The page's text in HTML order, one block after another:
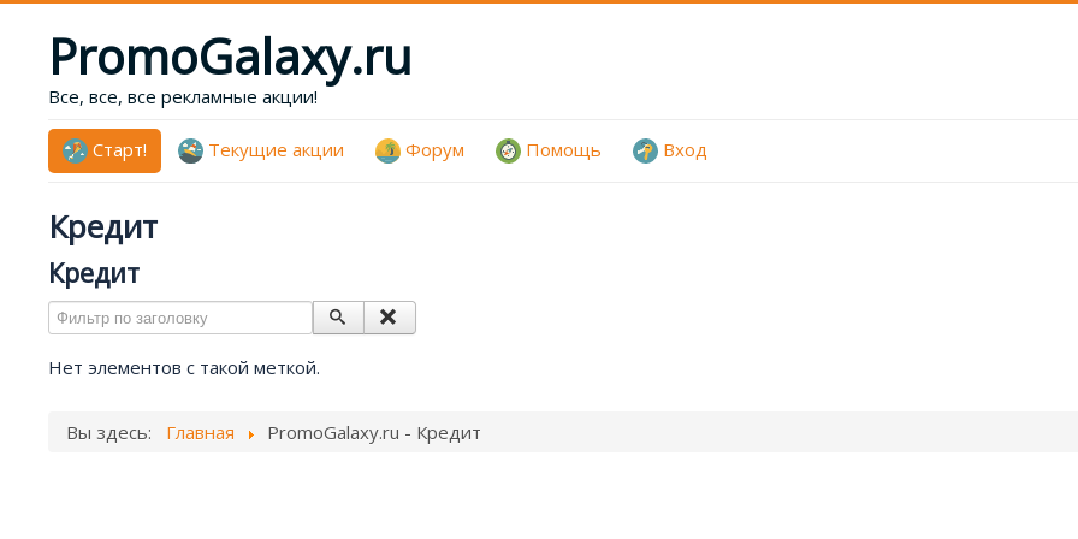
PromoGalaxy.ru
Все, все, все рекламные акции!
Старт! Текущие акции Форум Помощь Вход
Кредит
Кредит
Фильтр по заголовку
Нет элементов с такой меткой.
Вы здесь: Главная PromoGalaxy.ru - Кредит